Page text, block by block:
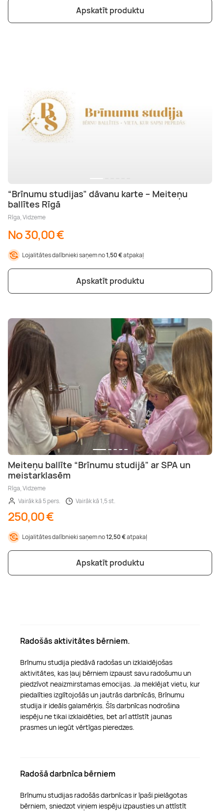
Apskatīt produktu
“Brīnumu studijas” dāvanu karte – Meiteņu
ballītes Rīgā
Rīga, Vidzeme
No 30,00 €
Lojalitātes dalībnieki saņem no1,50 €atpakaļ
Apskatīt produktu
Meiteņu ballīte “Brīnumu studijā” ar SPA un
meistarklasēm
Rīga, Vidzeme
Vairāk kā 5 pers.
Vairāk kā 1,5 st.
250,00 €
Lojalitātes dalībnieki saņem no12,50 €atpakaļ
Apskatīt produktu
Radošās aktivitātes bērniem.
Brīnumu studija piedāvā radošas un izklaidējošas
aktivitātes, kas ļauj bērniem izpaust savu radošumu un
piedzīvot neaizmirstamas emocijas. Ja meklējat vietu, kur
piedalīties izglītojošās un jautrās darbnīcās, Brīnumu
studija ir ideāls galamērķis. Šīs darbnīcas nodrošina
iespēju ne tikai izklaidēties, bet arī attīstīt jaunas
prasmes un iegūt vērtīgas pieredzes.
Radošā darbnīca bērniem
Brīnumu studijas radošās darbnīcas ir īpaši pielāgotas
bērniem, sniedzot viņiem iespēju izpausties un attīstīt